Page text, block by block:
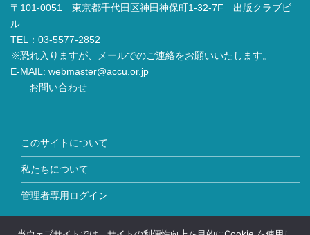
〒101-0051 東京都千代田区神田神保町1-32-7F 出版クラブビ
ル
TEL：03-5577-2852
※恐れ入りますが、メールでのご連絡をお願いいたします。
E-MAIL: webmaster@accu.or.jp
お問い合わせ
このサイトについて
私たちについて
管理者専用ログイン